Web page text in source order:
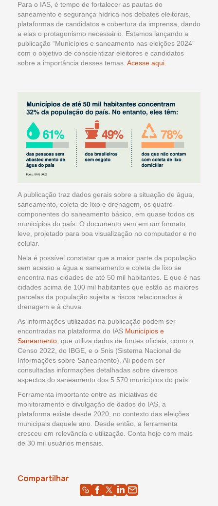
Para o IAS, é tempo de fortalecer as pautas do
saneamento e segurança hídrica nos debates eleitorais,
plataformas de candidatos e cobertura da imprensa, dando
a elas o protagonismo necessário. Estamos lançando a
publicação “Municípios e saneamento nas eleições 2024”
com o objetivo de conscientizar eleitores e candidatos
sobre a importância desses temas. Acesse aqui.
A publicação traz dados gerais sobre a situação de água,
saneamento, coleta de lixo e drenagem, os quatro
componentes do saneamento básico, em quase todos os
municípios do país. O documento vem em um formato
leve, projetado para boa visualização no computador e no
celular.
Nela é possível constatar que a maior parte da população
sem acesso a água e saneamento e coleta de lixo se
encontra nas cidades de até 50 mil habitantes. E que é nas
cidades acima de 100 mil habitantes que estão as maiores
parcelas da população sujeita a riscos relacionados à
drenagem e à chuva.
As informações utilizadas na publicação podem ser
encontradas na plataforma do IAS Municípios e
Saneamento , que utiliza dados de fontes oficiais, como o
Censo 2022, do IBGE, e o Snis (Sistema Nacional de
Informações sobre Saneamento). Ali podem ser
consultadas informações detalhadas sobre diversos
aspectos do saneamento dos 5.570 municípios do país.
Ferramenta importante entre as iniciativas de
monitoramento e divulgação de dados do IAS, a
plataforma existe desde 2020, no contexto das eleições
municipais daquele ano. Desde então, a ferramenta
cresceu em relevância e utilização. Conta hoje com mais
de 30 mil usuários mensais.
Compartilhar